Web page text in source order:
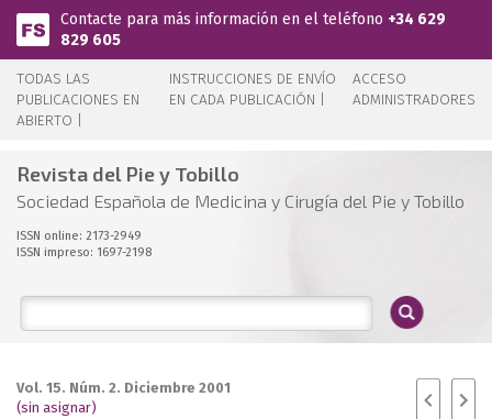
Pasar al contenido principal
Contacte para más información en el teléfono +34 629
829 605
TODAS LAS
PUBLICACIONES EN
ABIERTO |
INSTRUCCIONES DE ENVÍO
EN CADA PUBLICACIÓN |
ACCESO
ADMINISTRADORES
Revista del Pie y Tobillo
Sociedad Española de Medicina y Cirugía del Pie y Tobillo
ISSN online: 2173-2949
ISSN impreso: 1697-2198
Vol. 15. Núm. 2. Diciembre 2001
(sin asignar)